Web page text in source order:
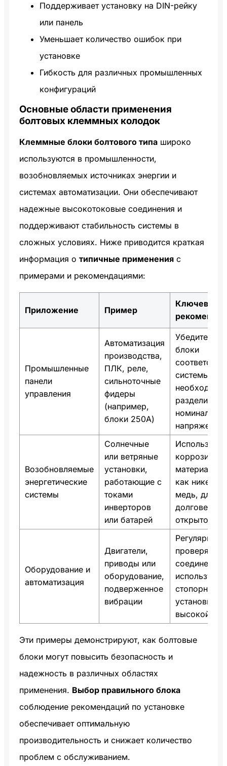
Поддерживает установку на DIN-рейку
или панель
Уменьшает количество ошибок при
установке
Гибкость для различных промышленных
конфигураций
Основные области применения
болтовых клеммных колодок
Клеммные блоки болтового типа широко
используются в промышленности,
возобновляемых источниках энергии и
системах автоматизации. Они обеспечивают
надежные высокотоковые соединения и
поддерживают стабильность системы в
сложных условиях. Ниже приводится краткая
информация о типичные применения с
примерами и рекомендациями:
Приложение Пример
Ключевая
Промышленные
панели
управления
Автоматизация
производства,
ПЛК, реле,
сильноточные
фидеры
(например,
блоки 250A)
Убедитесь,
блоки
системы;
разделите
напряжению
Возобновляемые
энергетические
системы
Солнечные
или ветряные
установки,
работающие с
токами
инверторов
или батарей
Используйте
материалы,
как
медь, для
открытом
Оборудование и
автоматизация
Двигатели,
приводы или
оборудование,
подверженное
вибрации
Регулярно
проверяйте
соединения;
используйте
стопорные
установках с
высокой
Эти примеры демонстрируют, как болтовые
блоки могут повысить безопасность и
надежность в различных областях
применения. Выбор правильного блока
соблюдение рекомендаций по установке
обеспечивает оптимальную
производительность и снижает количество
проблем с обслуживанием.